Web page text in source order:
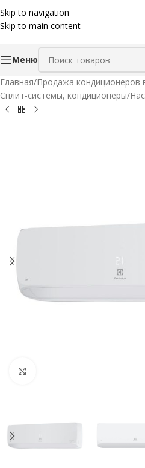
Skip to navigation
Skip to main content
Меню
Главная/Продажа кондиционеров
Сплит-системы, кондиционеры/